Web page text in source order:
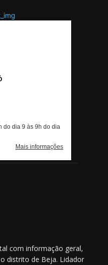
com informação geral,
distrito de Beja. Lidador